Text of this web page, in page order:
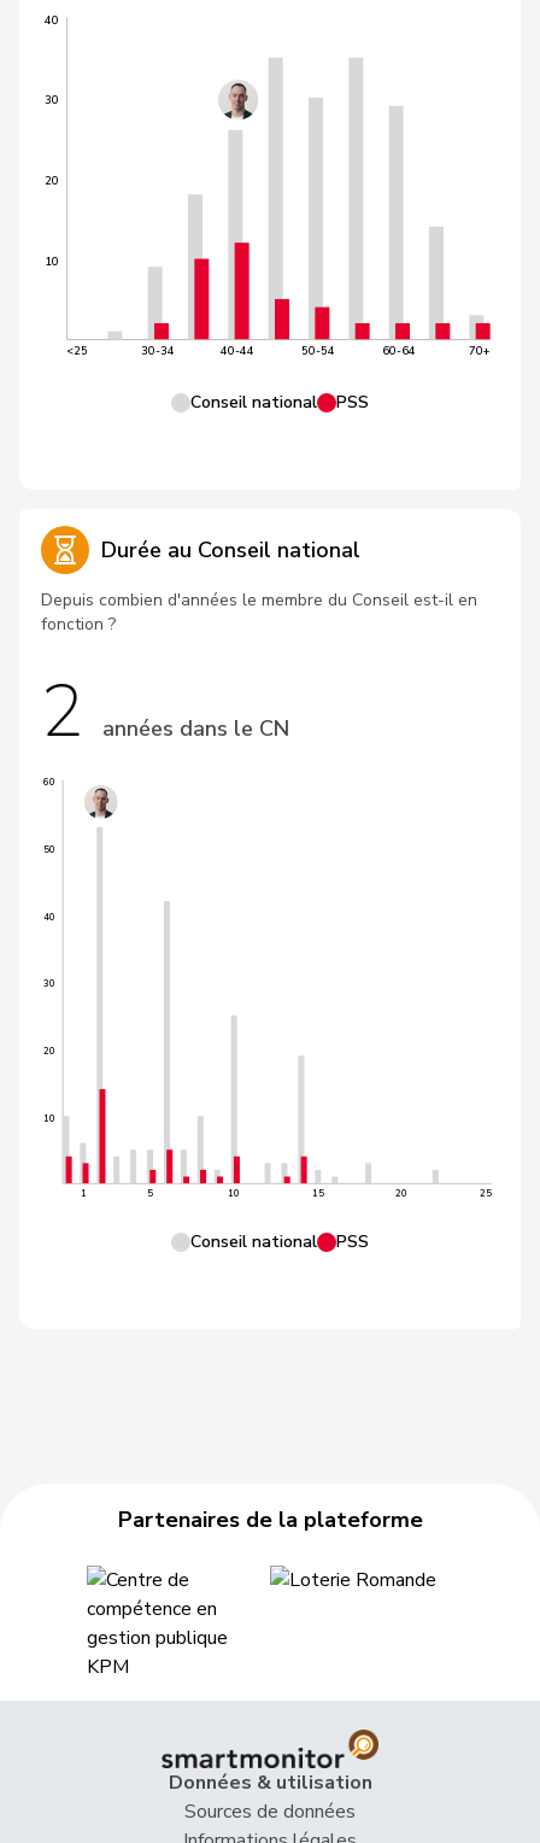
10
20
30
40
<25 30-34 40-44 50-54 60-64 70+
Conseil national PSS
Durée au Conseil national
Depuis combien d'années le membre du Conseil est-il en
fonction ?
2 années dans le CN
10
20
30
40
50
60
1 5 10 15 20 25
Conseil national PSS
Partenaires de la plateforme
Données & utilisation
Sources de données